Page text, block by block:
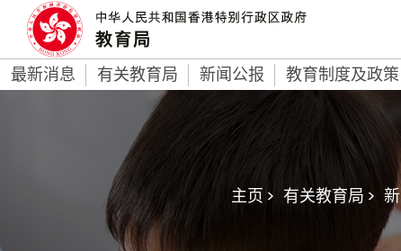
最新消息 有关教育局 新闻公报 教育制度及政策
主页 > 有关教育局 >